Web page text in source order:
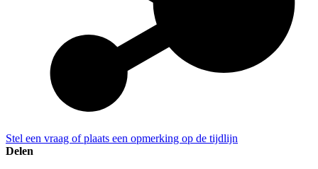
Stel een vraag of plaats een opmerking op de tijdlijn
Delen